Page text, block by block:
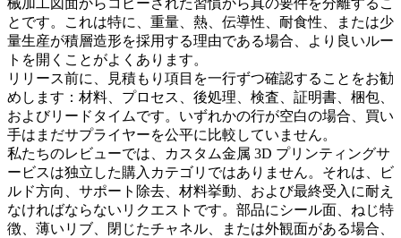
械加工図面からコピーされた習慣から真の要件を分離するこ
とです。これは特に、重量、熱、伝導性、耐食性、または少
量生産が積層造形を採用する理由である場合、より良いルー
トを開くことがよくあります。
リリース前に、見積もり項目を一行ずつ確認することをお勧
めします：材料、プロセス、後処理、検査、証明書、梱包、
およびリードタイムです。いずれかの行が空白の場合、買い
手はまだサプライヤーを公平に比較していません。
私たちのレビューでは、カスタム金属 3D プリンティングサ
ービスは独立した購入カテゴリではありません。それは、ビ
ルド方向、サポート除去、材料挙動、および最終受入に耐え
なければならないリクエストです。部品にシール面、ねじ特
徴、薄いリブ、閉じたチャネル、または外観面がある場合、